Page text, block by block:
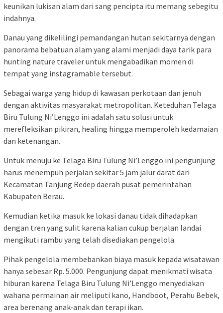
keunikan lukisan alam dari sang pencipta itu memang sebegitu
indahnya.
Danau yang dikelilingi pemandangan hutan sekitarnya dengan
panorama bebatuan alam yang alami menjadi daya tarik para
hunting nature traveler untuk mengabadikan momen di
tempat yang instagramable tersebut.
Sebagai warga yang hidup di kawasan perkotaan dan jenuh
dengan aktivitas masyarakat metropolitan. Keteduhan Telaga
Biru Tulung Ni’Lenggo ini adalah satu solusi untuk
merefleksikan pikiran, healing hingga memperoleh kedamaian
dan ketenangan.
Untuk menuju ke Telaga Biru Tulung Ni’Lenggo ini pengunjung
harus menempuh perjalan sekitar 5 jam jalur darat dari
Kecamatan Tanjung Redep daerah pusat pemerintahan
Kabupaten Berau.
Kemudian ketika masuk ke lokasi danau tidak dihadapkan
dengan tren yang sulit karena kalian cukup berjalan landai
mengikuti rambu yang telah disediakan pengelola.
Pihak pengelola membebankan biaya masuk kepada wisatawan
hanya sebesar Rp. 5.000. Pengunjung dapat menikmati wisata
hiburan karena Telaga Biru Tulung Ni’Lenggo menyediakan
wahana permainan air meliputi kano, Handboot, Perahu Bebek,
area berenang anak-anak dan terapi ikan.